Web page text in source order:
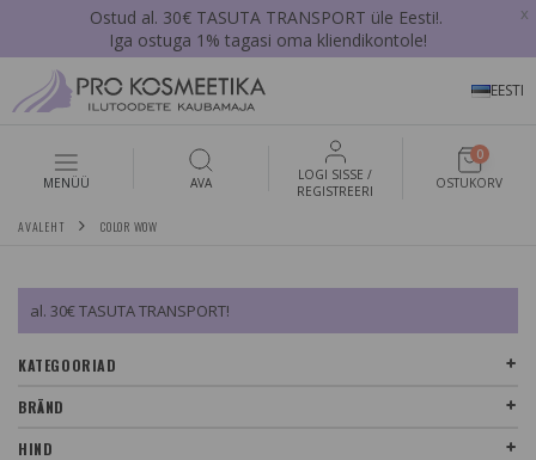
Ostud al. 30€ TASUTA TRANSPORT üle Eesti!.
Iga ostuga 1% tagasi oma kliendikontole!
x
EESTI
MENÜÜ AVA
LOGI SISSE /
REGISTREERI
0
OSTUKORV
AVALEHT COLOR WOW
al. 30€ TASUTA TRANSPORT!
KATEGOORIAD
BRÄND
HIND